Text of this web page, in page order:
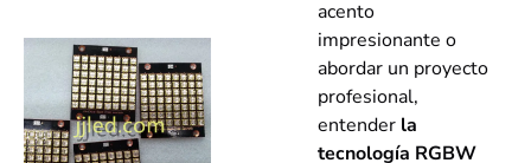
acento
impresionante o
abordar un proyecto
profesional,
entender la
tecnología RGBW